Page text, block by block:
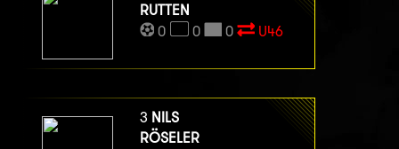
RUTTEN
0
0 0 U46
3 NILS
RÖSELER